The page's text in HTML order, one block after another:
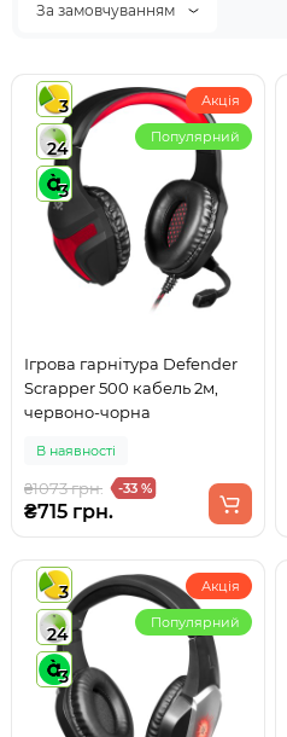
За замовчуванням
3
24
3
Акція
Популярний
Ігрова гарнітура Defender
Scrapper 500 кабель 2м,
червоно-чорна
В наявності
₴1073 грн. -33 %
₴715 грн.
3
24
3
Акція
Популярний